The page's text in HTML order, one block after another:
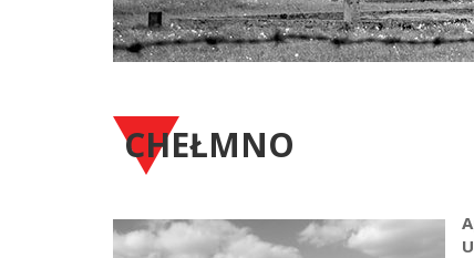
CHEŁMNO